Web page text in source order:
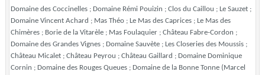
Domaine des Coccinelles ; Domaine Rémi Pouizin ; Clos du Caillou ; Le Sauzet ;
Domaine Vincent Achard ; Mas Théo ; Le Mas des Caprices ; Le Mas des
Chimères ; Borie de la Vitarèle ; Mas Foulaquier ; Château Fabre-Cordon ;
Domaine des Grandes Vignes ; Domaine Sauvète ; Les Closeries des Moussis ;
Château Micalet ; Château Peyrou ; Château Gaillard ; Domaine Dominique
Cornin ; Domaine des Rouges Queues ; Domaine de la Bonne Tonne (Marcel